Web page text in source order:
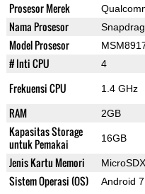
Prosesor Merek
Nama Prosesor
Model Prosesor
# Inti CPU 4
Frekuensi CPU 1.4 GHz
RAM 2GB
Kapasitas Storage
untuk Pemakai
16GB
Jenis Kartu Memori
Sistem Operasi (OS) Android